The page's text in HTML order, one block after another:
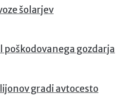
šolarjev
gozdarja
gradi avtocesto